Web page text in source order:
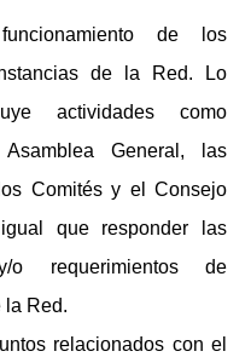
de los
de la Red. Lo
actividades como
General, las
Comités y el Consejo
que responder las
o requerimientos de
la Red.
relacionados con el